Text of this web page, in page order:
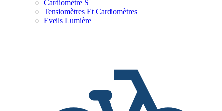
Cardiomètre S
Tensiomètres Et Cardiomètres
Eveils Lumière